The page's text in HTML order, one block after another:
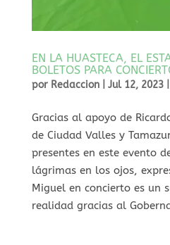
EN LA HUASTECA, EL
BOLETOS PARA
por Redaccion| Jul 12, 2023|
Gracias al apoyo de
de Ciudad Valles y
presentes en este evento
lágrimas en los ojos,
Miguel en concierto es un
realidad gracias al